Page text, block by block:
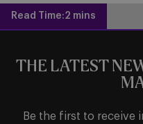
Read Time:2 mins
THE LATEST
Be the first to receive